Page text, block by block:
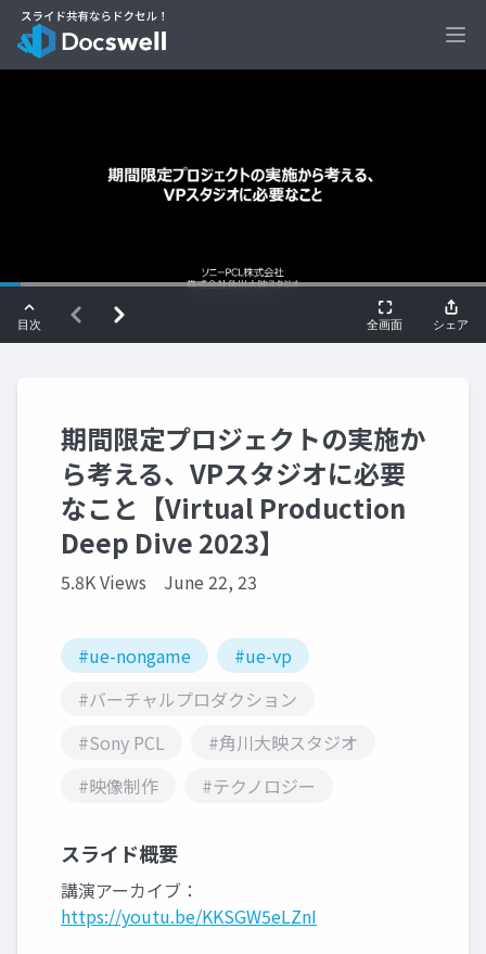
期間限定プロジェクトの実施か
ら考える、VPスタジオに必要
なこと【Virtual Production
Deep Dive 2023】
5.8K Views June 22, 23
#ue-nongame
#ue-vp
#バーチャルプロダクション
#Sony PCL
#角川大映スタジオ
#映像制作
#テクノロジー
スライド概要
講演アーカイブ：
https://youtu.be/KKSGW5eLZnI